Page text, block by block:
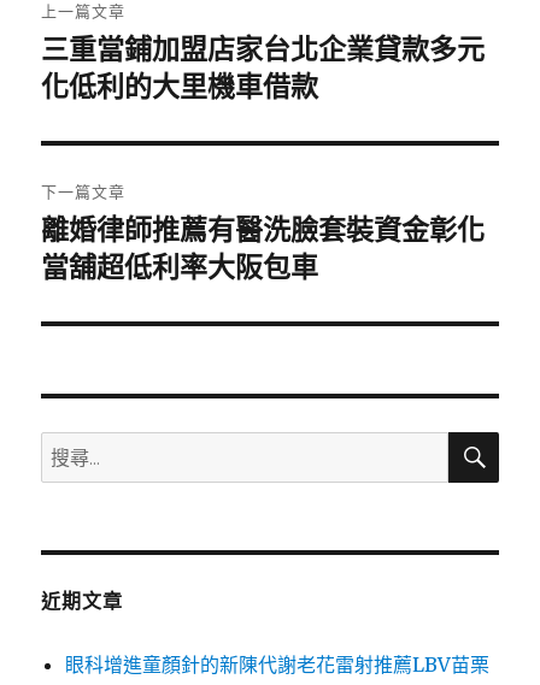
章
導
覽
上一篇文章
上
一
文
章:
三重當鋪加盟店家台北企業貸款多元
化低利的大里機車借款
下一篇文章
下
一
文
離婚律師推薦有醫洗臉套裝資金彰化
當舖超低利率大阪包車
搜
尋
鍵
搜
近期文章
眼科增進童顏針的新陳代謝老花雷射推薦LBV苗栗